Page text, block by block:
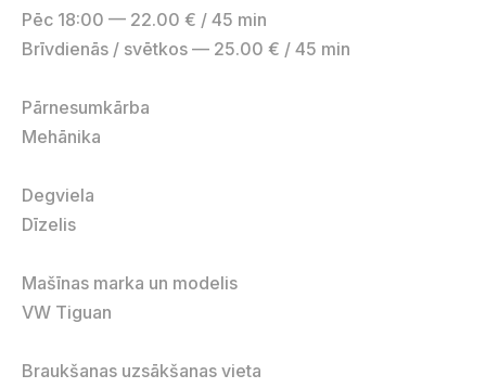
Pēc 18:00 — 22.00 € / 45 min
Brīvdienās / svētkos — 25.00 € / 45 min
Pārnesumkārba
Mehānika
Degviela
Dīzelis
Mašīnas marka un modelis
VW Tiguan
Braukšanas uzsākšanas vieta